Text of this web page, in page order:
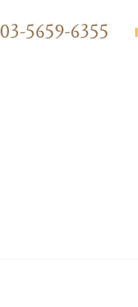
03-5659-6355